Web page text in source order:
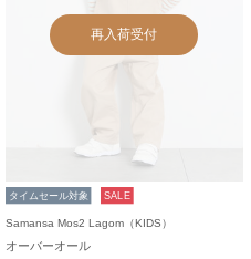
再入荷受付
タイムセール対象 SALE
Samansa Mos2 Lagom（KIDS）
オーバーオール